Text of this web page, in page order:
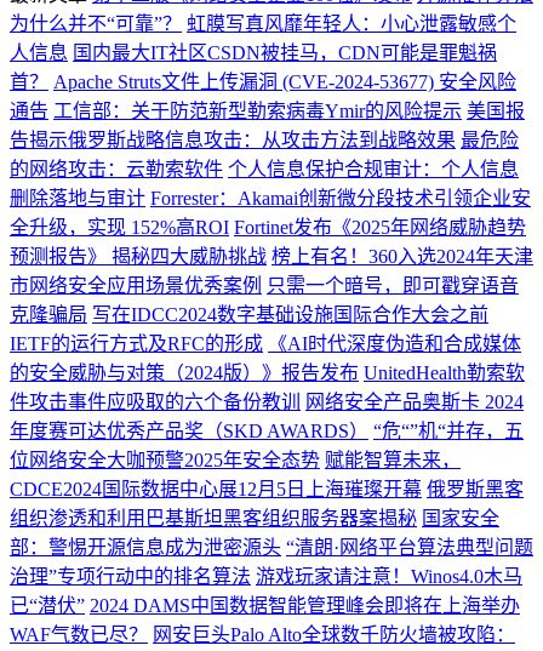
为什么并不“可靠”？
虹膜写真风靡年轻人：小心泄露敏感个
人信息 国内最大IT社区CSDN被挂马，CDN可能是罪魁祸
首？
Apache Struts文件上传漏洞 (CVE-2024-53677) 安全风险
通告 工信部：关于防范新型勒索病毒Ymir的风险提示 美国报
告揭示俄罗斯战略信息攻击：从攻击方法到战略效果 最危险
的网络攻击：云勒索软件 个人信息保护合规审计：个人信息
删除落地与审计 Forrester：Akamai创新微分段技术引领企业安
全升级，实现 152%高ROI Fortinet发布《2025年网络威胁趋势
预测报告》 揭秘四大威胁挑战 榜上有名！360入选2024年天津
市网络安全应用场景优秀案例 只需一个暗号，即可戳穿语音
克隆骗局 写在IDCC2024数字基础设施国际合作大会之前
IETF的运行方式及RFC的形成
《AI时代深度伪造和合成媒体
的安全威胁与对策（2024版）》报告发布 UnitedHealth勒索软
件攻击事件应吸取的六个备份教训
网络安全产品奥斯卡 2024
年度赛可达优秀产品奖（SKD AWARDS）
“危“”机“并存，五
位网络安全大咖预警2025年安全态势 赋能智算未来，
CDCE2024国际数据中心展12月5日上海璀璨开幕 俄罗斯黑客
组织渗透和利用巴基斯坦黑客组织服务器案揭秘 国家安全
部：警惕开源信息成为泄密源头 “清朗·网络平台算法典型问题
治理”专项行动中的排名算法 游戏玩家请注意！Winos4.0木马
已“潜伏” 2024 DAMS中国数据智能管理峰会即将在上海举办
WAF气数已尽？
网安巨头Palo Alto全球数千防火墙被攻陷：